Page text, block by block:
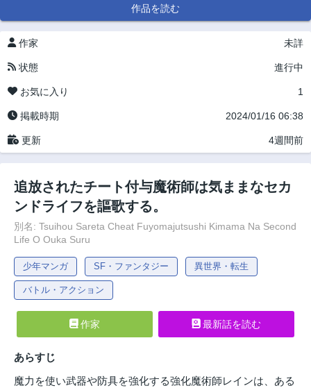
作品を読む
作家 未詳
状態 進行中
お気に入り 1
掲載時期 2024/01/16 06:38
更新 4週間前
追放されたチート付与魔術師は気ままなセカ
ンドライフを謳歌する。
別名: Tsuihou Sareta Cheat Fuyomajutsushi Kimama Na Second
Life O Ouka Suru
少年マンガ SF・ファンタジー 異世界・転生
バトル・アクション
作家 最新話を読む
あらすじ
魔力を使い武器や防具を強化する強化魔術師レインは、ある